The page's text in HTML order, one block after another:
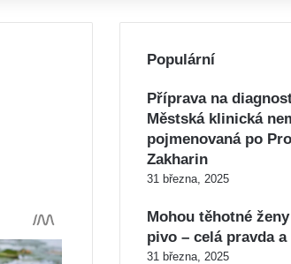
Populární
Příprava na
Městská klinická
pojmenovaná po
Zakharin
31 března, 2025
Mohou těhotné
pivo – celá pravda
31 března, 2025